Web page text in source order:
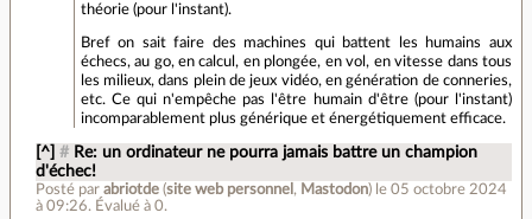
théorie (pour l'instant).
Bref on sait faire des machines qui battent les humains aux
échecs, au go, en calcul, en plongée, en vol, en vitesse dans tous
les milieux, dans plein de jeux vidéo, en génération de conneries,
etc. Ce qui n'empêche pas l'être humain d'être (pour l'instant)
incomparablement plus générique et énergétiquement efficace.
[^] # Re: un ordinateur ne pourra jamais battre un champion
d'échec!
Posté par abriotde(site web personnel , Mastodon) le 05 octobre 2024
à 09:26. Évalué à 0.